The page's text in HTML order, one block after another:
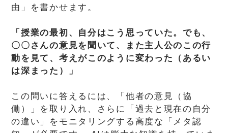
由」を書かせます。
「授業の最初、自分はこう思っていた。でも、
〇〇さんの意見を聞いて、また主人公のこの行
動を見て、考えがこのように変わった（あるい
は深まった）」
この問いに答えるには、「他者の意見（協
働）」を取り入れ、さらに「過去と現在の自分
の違い」をモニタリングする高度な「メタ認